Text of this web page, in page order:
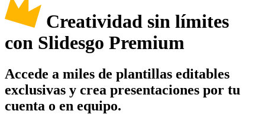
Creatividad sin límites
con Slidesgo Premium
Accede a miles de plantillas editables
exclusivas y crea presentaciones por tu
cuenta o en equipo.